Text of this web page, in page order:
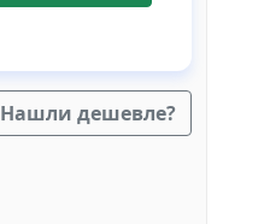
Нашли дешевле?